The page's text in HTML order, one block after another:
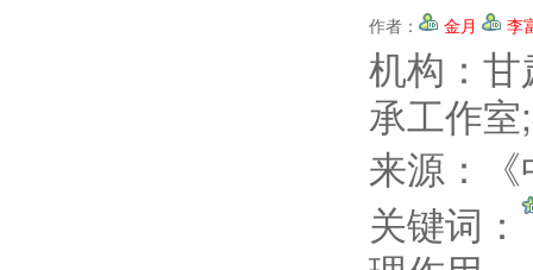
作者： 金月 李
机构：
承工作
来源：
关键词：